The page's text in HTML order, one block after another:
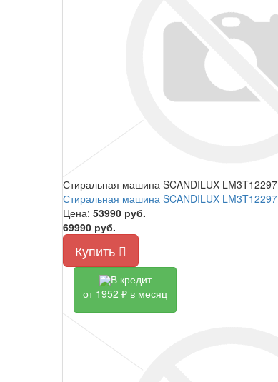
Стиральная машина SCANDILUX LM3T12297
Стиральная машина SCANDILUX LM3T12297
Цена: 53990 руб.
69990 руб.
Купить
В кредит
от 1952 ₽ в месяц